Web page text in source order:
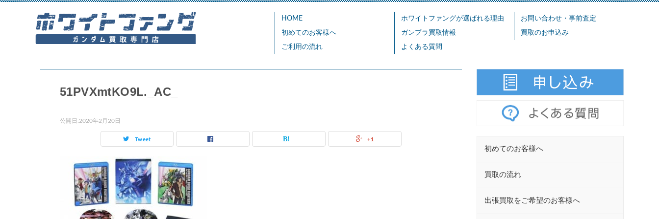
HOME
初めてのお客様へ
ご利用の流れ
ホワイトファングが選ばれる理由
ガンプラ買取情報
よくある質問
お問い合わせ・事前査定
買取のお申込み
51PVXmtKO9L._AC_
公開日:2020年2月20日
Tweet +1
初めてのお客様へ
買取の流れ
出張買取をご希望のお客様へ